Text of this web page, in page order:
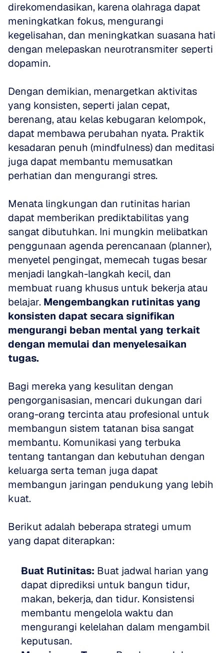
direkomendasikan, karena olahraga dapat
meningkatkan fokus, mengurangi
kegelisahan, dan meningkatkan suasana hati
dengan melepaskan neurotransmiter seperti
dopamin.
Dengan demikian, menargetkan aktivitas
yang konsisten, seperti jalan cepat,
berenang, atau kelas kebugaran kelompok,
dapat membawa perubahan nyata. Praktik
kesadaran penuh (mindfulness) dan meditasi
juga dapat membantu memusatkan
perhatian dan mengurangi stres.
Menata lingkungan dan rutinitas harian
dapat memberikan prediktabilitas yang
sangat dibutuhkan. Ini mungkin melibatkan
penggunaan agenda perencanaan (planner),
menyetel pengingat, memecah tugas besar
menjadi langkah-langkah kecil, dan
membuat ruang khusus untuk bekerja atau
belajar. Mengembangkan rutinitas yang
konsisten dapat secara signifikan
mengurangi beban mental yang terkait
dengan memulai dan menyelesaikan
tugas.
Bagi mereka yang kesulitan dengan
pengorganisasian, mencari dukungan dari
orang-orang tercinta atau profesional untuk
membangun sistem tatanan bisa sangat
membantu. Komunikasi yang terbuka
tentang tantangan dan kebutuhan dengan
keluarga serta teman juga dapat
membangun jaringan pendukung yang lebih
kuat.
Berikut adalah beberapa strategi umum
yang dapat diterapkan:
Buat Rutinitas: Buat jadwal harian yang
dapat diprediksi untuk bangun tidur,
makan, bekerja, dan tidur. Konsistensi
membantu mengelola waktu dan
mengurangi kelelahan dalam mengambil
keputusan.